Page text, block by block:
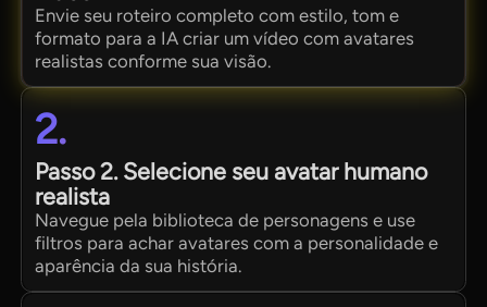
Envie seu roteiro completo com estilo, tom e
formato para a IA criar um vídeo com avatares
realistas conforme sua visão.
2.
Passo 2. Selecione seu avatar humano
realista
Navegue pela biblioteca de personagens e use
filtros para achar avatares com a personalidade e
aparência da sua história.